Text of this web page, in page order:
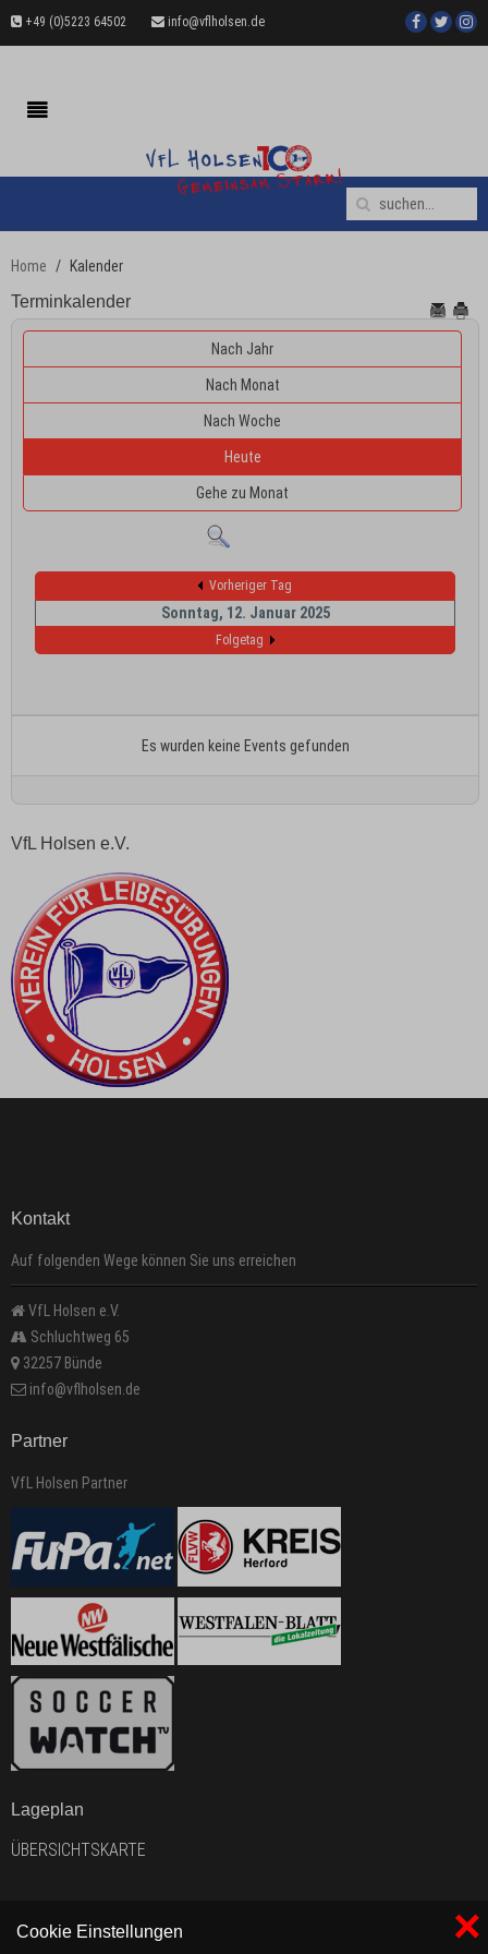
+49 (0)5223 64502 info@vflholsen.de
×
Cookie Einstellungen
Home Kalender
Terminkalender
Nach Jahr
Nach Monat
Nach Woche
Heute
Gehe zu Monat
Vorheriger Tag
Sonntag, 12. Januar 2025
Folgetag
Es wurden keine Events gefunden
VfL Holsen e.V.
Kontakt
Auf folgenden Wege können Sie uns erreichen
VfL Holsen e.V.
Schluchtweg 65
32257 Bünde
info@vflholsen.de
Partner
VfL Holsen Partner
Lageplan
ÜBERSICHTSKARTE